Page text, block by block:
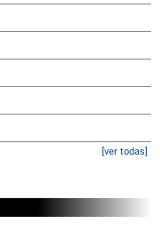
[ver todas]